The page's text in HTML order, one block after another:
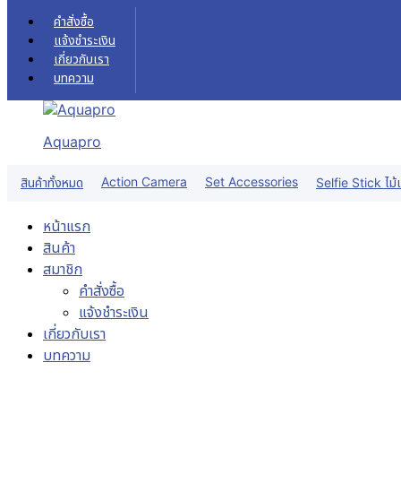
Skip to content
คำสั่งซื้อ
แจ้งชำระเงิน
เกี่ยวกับเรา
บทความ
Aquapro
สินค้าทั้งหมด Action Camera Set Accessories Selfie Stick ไม้
หน้าแรก
สินค้า
สมาชิก
คำสั่งซื้อ
แจ้งชำระเงิน
เกี่ยวกับเรา
บทความ